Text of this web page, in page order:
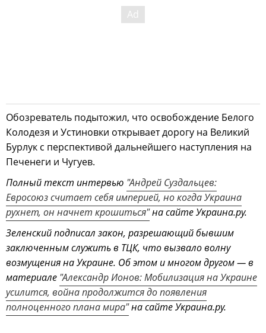
Обозреватель подытожил, что освобождение Белого
Колодезя и Устиновки открывает дорогу на Великий
Бурлук с перспективой дальнейшего наступления на
Печенеги и Чугуев.
Полный текст интервью "Андрей Суздальцев:
Евросоюз считает себя империей, но когда Украина
рухнет, он начнет крошиться"на сайте Украина.ру.
Зеленский подписал закон, разрешающий бывшим
заключенным служить в ТЦК, что вызвало волну
возмущения на Украине. Об этом и многом другом — в
материале "Александр Ионов: Мобилизация на Украине
усилится, война продолжится до появления
полноценного плана мира"на сайте Украина.ру.